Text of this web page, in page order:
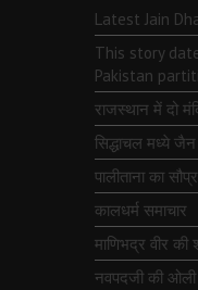
Latest Jain
This story
Pakistan
राजस्थान में दो
सिद्धाचल मध्ये
पालीताना का
कालधर्म समाचार
माणिभद्र वीर की
नवपदजी की ओली